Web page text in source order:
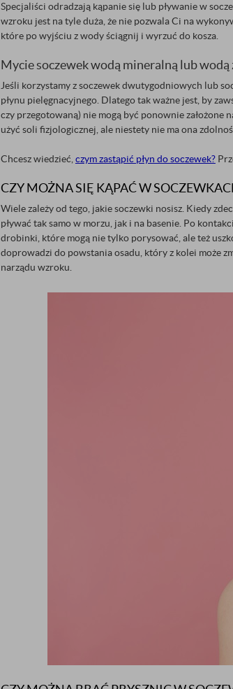
Specjaliści odradzają kąpanie się lub pływanie w
wzroku jest na tyle duża, że nie pozwala Ci na
które po wyjściu z wody ściągnij i wyrzuć do kosza.
Mycie soczewek wodą mineralną lub wodą
Jeśli korzystamy z soczewek dwutygodniowych lub
płynu pielęgnacyjnego. Dlatego tak ważne jest, by
czy przegotowaną) nie mogą być ponownie założone
użyć soli fizjologicznej, ale niestety nie ma ona
Chcesz wiedzieć, czym zastąpić płyn do soczewek?
CZY MOŻNA SIĘ KĄPAĆ W
Wiele zależy od tego, jakie soczewki nosisz. Kiedy
pływać tak samo w morzu, jak i na basenie. Po
drobinki, które mogą nie tylko porysować, ale też
doprowadzi do powstania osadu, który z kolei może
narządu wzroku.